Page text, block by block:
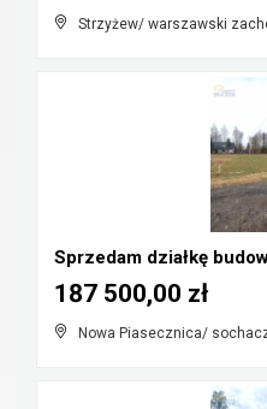
Strzyżew/ warszawski
Nowa Piasecznica/
187 500,00 zł